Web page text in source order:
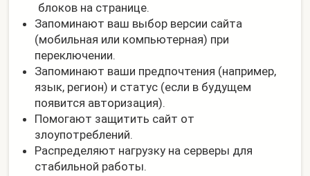
блоков на странице.
Запоминают ваш выбор версии сайта
(мобильная или компьютерная) при
переключении.
Запоминают ваши предпочтения (например,
язык, регион) и статус (если в будущем
появится авторизация).
Помогают защитить сайт от
злоупотреблений.
Распределяют нагрузку на серверы для
стабильной работы.